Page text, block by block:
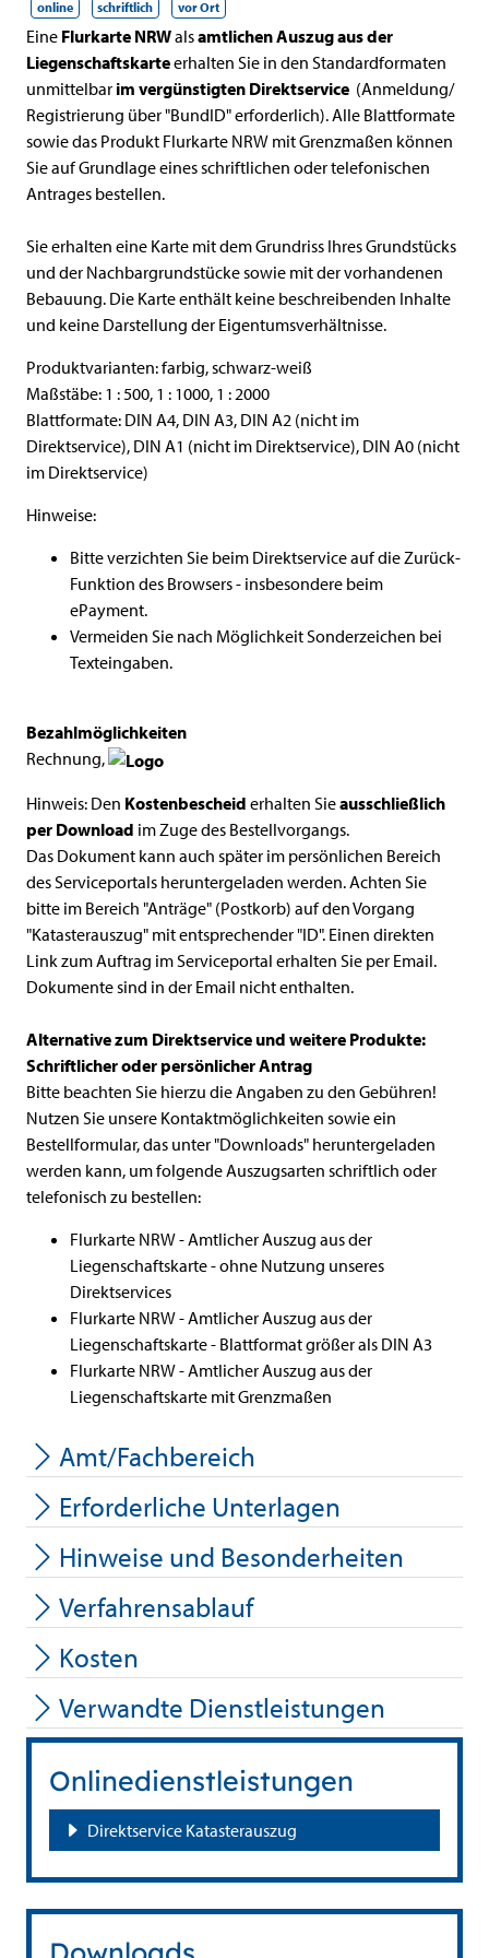
online schriftlich vor Ort
Kurzbeschreibung
Eine Flurkarte NRWalsamtlichen Auszug aus der
Liegenschaftskarteerhalten Sie in den Standardformaten
unmittelbar im vergünstigten Direktservice (Anmeldung/
Registrierung über "BundID" erforderlich). Alle Blattformate
sowie das Produkt Flurkarte NRW mit Grenzmaßen können
Sie auf Grundlage eines schriftlichen oder telefonischen
Antrages bestellen.
Beschreibung
Sie erhalten eine Karte mit dem Grundriss Ihres Grundstücks
und der Nachbargrundstücke sowie mit der vorhandenen
Bebauung. Die Karte enthält keine beschreibenden Inhalte
und keine Darstellung der Eigentumsverhältnisse.
Produktvarianten: farbig, schwarz-weiß
Maßstäbe: 1 : 500, 1 : 1000, 1 : 2000
Blattformate: DIN A4, DIN A3, DIN A2 (nicht im
Direktservice), DIN A1 (nicht im Direktservice), DIN A0 (nicht
im Direktservice)
Hinweise:
Bitte verzichten Sie beim Direktservice auf die Zurück-
Funktion des Browsers - insbesondere beim
ePayment.
Vermeiden Sie nach Möglichkeit Sonderzeichen bei
Texteingaben.
Bezahlmöglichkeiten
Rechnung,
Hinweis: Den Kostenbescheid erhalten Sieausschließlich
per Download im Zuge des Bestellvorgangs.
Das Dokument kann auch später im persönlichen Bereich
des Serviceportals heruntergeladen werden. Achten Sie
bitte im Bereich "Anträge" (Postkorb) auf den Vorgang
"Katasterauszug" mit entsprechender "ID". Einen direkten
Link zum Auftrag im Serviceportal erhalten Sie per Email.
Dokumente sind in der Email nicht enthalten.
Alternative zum Direktservice und weitere Produkte:
Schriftlicher oder persönlicher Antrag
Bitte beachten Sie hierzu die Angaben zu den Gebühren!
Nutzen Sie unsere Kontaktmöglichkeiten sowie ein
Bestellformular, das unter "Downloads" heruntergeladen
werden kann, um folgende Auszugsarten schriftlich oder
telefonisch zu bestellen:
Flurkarte NRW - Amtlicher Auszug aus der
Liegenschaftskarte - ohne Nutzung unseres
Direktservices
Flurkarte NRW - Amtlicher Auszug aus der
Liegenschaftskarte - Blattformat größer als DIN A3
Flurkarte NRW - Amtlicher Auszug aus der
Liegenschaftskarte mit Grenzmaßen
Amt/Fachbereich
Erforderliche Unterlagen
Hinweise und Besonderheiten
Verfahrensablauf
Kosten
Verwandte Dienstleistungen
Onlinedienstleistungen
Direktservice Katasterauszug